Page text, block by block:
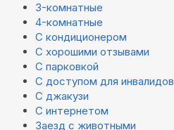
3-комнатные
4-комнатные
С кондиционером
С хорошими отзывами
С парковкой
С доступом для инвалидов
С джакузи
С интернетом
Заезд с животными